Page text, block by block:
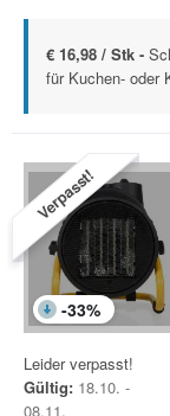
€ 16,98 / Stk -
für Kuchen- oder
Verpasst!
-33%
Leider verpasst!
Gültig: 18.10. -
08.11.